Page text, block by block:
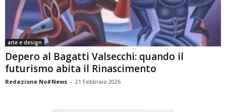
arte e design
Depero al Bagatti Valsecchi: quando il
futurismo abita il Rinascimento
Redazione No#News - 21 Febbraio 2026